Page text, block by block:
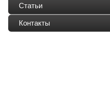
Статьи
Контакты